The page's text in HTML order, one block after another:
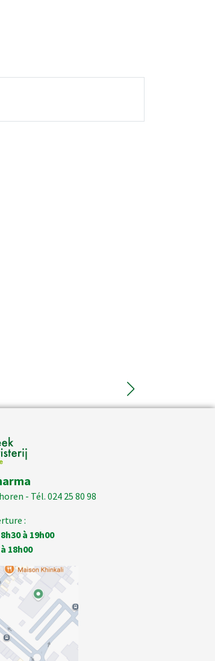
- Tél. 024 25 80 98
:
à 19h00
18h00